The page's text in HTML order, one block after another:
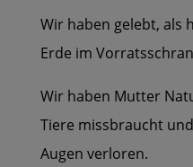
Wir haben gelebt, als
Erde im
Wir haben Mutter
Tiere missbraucht
Augen verloren.